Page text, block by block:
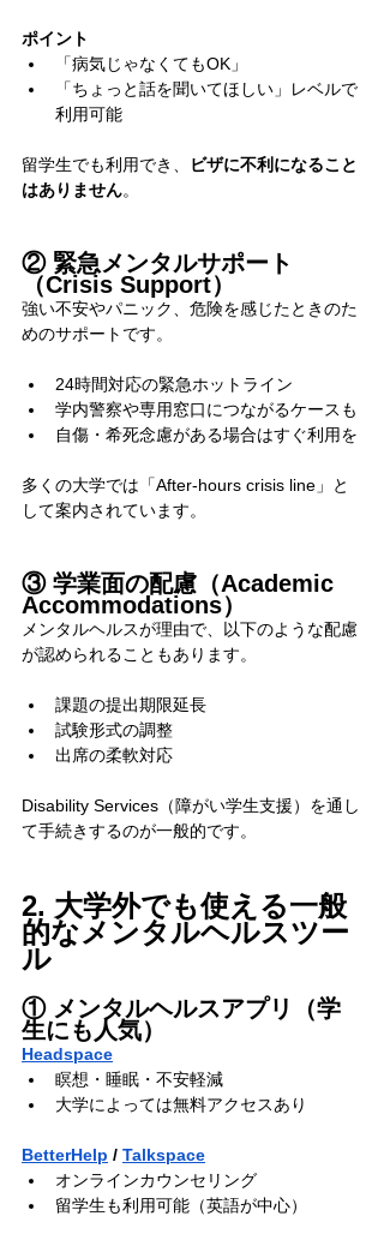
ポイント
「病気じゃなくてもOK」
「ちょっと話を聞いてほしい」レベルで
利用可能
留学生でも利用でき、
ビザに不利になること
はありません。
② 緊急メンタルサポート
（Crisis Support）
強い不安やパニック、危険を感じたときのた
めのサポートです。
24時間対応の緊急ホットライン
学内警察や専用窓口につながるケースも
自傷・希死念慮がある場合はすぐ利用を
多くの大学では「After-hours crisis line」と
して案内されています。
③ 学業面の配慮（Academic
Accommodations）
メンタルヘルスが理由で、以下のような配慮
が認められることもあります。
課題の提出期限延長
試験形式の調整
出席の柔軟対応
Disability Services（障がい学生支援）を通し
て手続きするのが一般的です。
2. 大学外でも使える一般
的なメンタルヘルスツー
ル
① メンタルヘルスアプリ（学
生にも人気）
Headspace
瞑想・睡眠・不安軽減
大学によっては無料アクセスあり
BetterHelp / Talkspace
オンラインカウンセリング
留学生も利用可能（英語が中心）